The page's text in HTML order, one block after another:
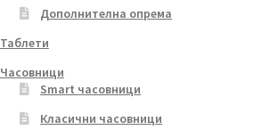
Дополнителна опрема
Таблети
Часовници
Smart часовници
Класични часовници